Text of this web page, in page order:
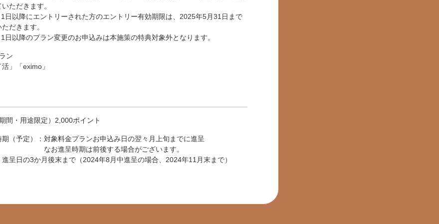
ただきます。
1日以降にエントリーされた方のエントリー有効期限は、2025年5月31日まで
だきます。
1日以降のプラン変更のお申込みは本施策の特典対象外となります。
ン
活」「eximo」
間・用途限定）2,000ポイント
（予定）： 対象料金プランお申込み日の翌々月上旬までに進呈
なお進呈時期は前後する場合がございます。
呈日の3か月後末まで（2024年8月中進呈の場合、2024年11月末まで）